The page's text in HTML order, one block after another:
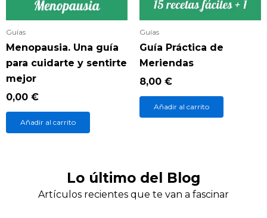
Guías
Menopausia. Una guía
para cuidarte y sentirte
mejor
0,00 €
Añadir al carrito
Guías
Guía Práctica de
Meriendas
8,00 €
Añadir al carrito
Lo último del Blog
Artículos recientes que te van a fascinar